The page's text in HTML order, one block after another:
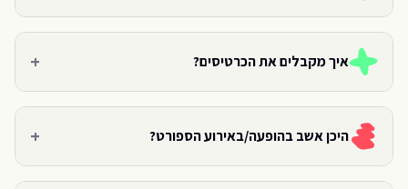
איך מקבלים את הכרטיסים? +
היכן אשב בהופעה/באירוע הספורט? +